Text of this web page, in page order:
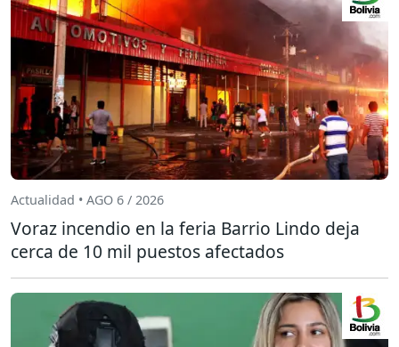
Actualidad • AGO 6 / 2026
Voraz incendio en la feria Barrio Lindo deja
cerca de 10 mil puestos afectados